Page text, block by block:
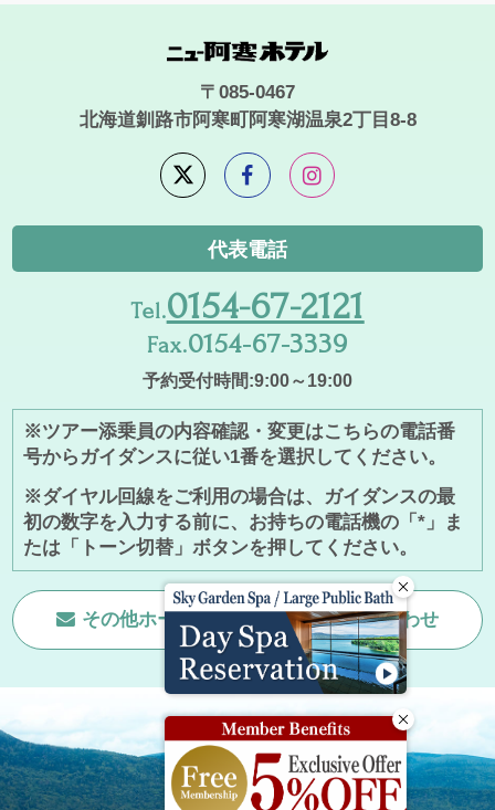
〒085-0467
北海道釧路市阿寒町阿寒湖温泉2丁目8-8
代表電話
Tel.0154-67-2121
Fax.0154-67-3339
予約受付時間:9:00～19:00
※ツアー添乗員の内容確認・変更はこちらの電話番
号からガイダンスに従い1番を選択してください。
※ダイヤル回線をご利用の場合は、ガイダンスの最
初の数字を入力する前に、お持ちの電話機の「*」ま
たは「トーン切替」ボタンを押してください。
その他ホームページに関するお問い合わせ